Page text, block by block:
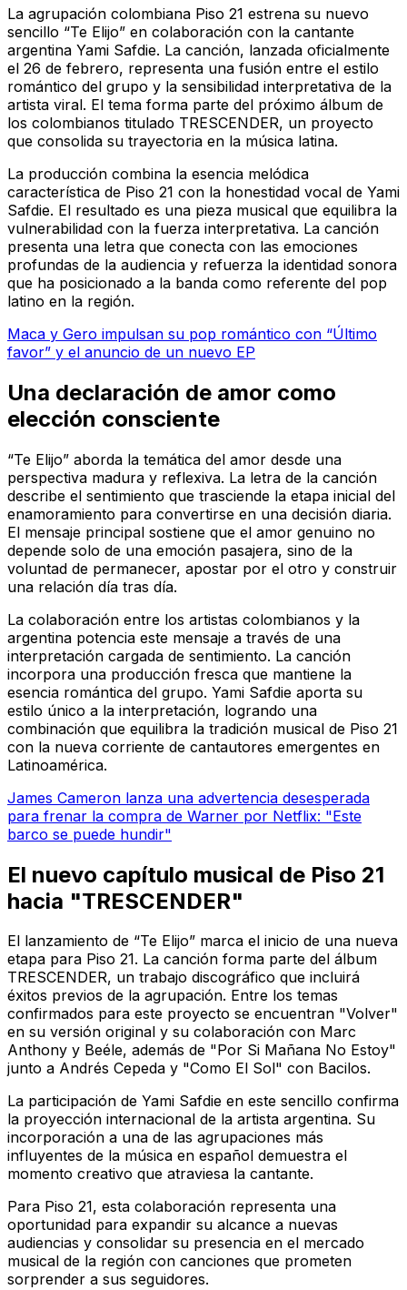
La agrupación colombiana Piso 21 estrena su nuevo
sencillo “Te Elijo” en colaboración con la cantante
argentina Yami Safdie. La canción, lanzada oficialmente
el 26 de febrero, representa una fusión entre el estilo
romántico del grupo y la sensibilidad interpretativa de la
artista viral. El tema forma parte del próximo álbum de
los colombianos titulado TRESCENDER, un proyecto
que consolida su trayectoria en la música latina.
La producción combina la esencia melódica
característica de Piso 21 con la honestidad vocal de Yami
Safdie. El resultado es una pieza musical que equilibra la
vulnerabilidad con la fuerza interpretativa. La canción
presenta una letra que conecta con las emociones
profundas de la audiencia y refuerza la identidad sonora
que ha posicionado a la banda como referente del pop
latino en la región.
Maca y Gero impulsan su pop romántico con “Último
favor” y el anuncio de un nuevo EP
Una declaración de amor como
elección consciente
“Te Elijo” aborda la temática del amor desde una
perspectiva madura y reflexiva. La letra de la canción
describe el sentimiento que trasciende la etapa inicial del
enamoramiento para convertirse en una decisión diaria.
El mensaje principal sostiene que el amor genuino no
depende solo de una emoción pasajera, sino de la
voluntad de permanecer, apostar por el otro y construir
una relación día tras día.
La colaboración entre los artistas colombianos y la
argentina potencia este mensaje a través de una
interpretación cargada de sentimiento. La canción
incorpora una producción fresca que mantiene la
esencia romántica del grupo. Yami Safdie aporta su
estilo único a la interpretación, logrando una
combinación que equilibra la tradición musical de Piso 21
con la nueva corriente de cantautores emergentes en
Latinoamérica.
James Cameron lanza una advertencia desesperada
para frenar la compra de Warner por Netflix: "Este
barco se puede hundir"
El nuevo capítulo musical de Piso 21
hacia "TRESCENDER"
El lanzamiento de “Te Elijo” marca el inicio de una nueva
etapa para Piso 21. La canción forma parte del álbum
TRESCENDER, un trabajo discográfico que incluirá
éxitos previos de la agrupación. Entre los temas
confirmados para este proyecto se encuentran "Volver"
en su versión original y su colaboración con Marc
Anthony y Beéle, además de "Por Si Mañana No Estoy"
junto a Andrés Cepeda y "Como El Sol" con Bacilos.
La participación de Yami Safdie en este sencillo confirma
la proyección internacional de la artista argentina. Su
incorporación a una de las agrupaciones más
influyentes de la música en español demuestra el
momento creativo que atraviesa la cantante.
Para Piso 21, esta colaboración representa una
oportunidad para expandir su alcance a nuevas
audiencias y consolidar su presencia en el mercado
musical de la región con canciones que prometen
sorprender a sus seguidores.